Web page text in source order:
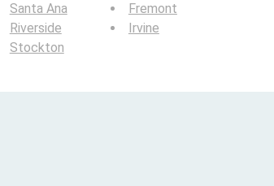
Santa Ana
Riverside
Stockton
Fremont
Irvine